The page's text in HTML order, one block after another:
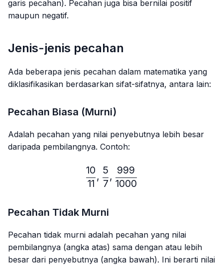
garis pecahan). Pecahan juga bisa bernilai positif
maupun negatif.
Jenis-jenis pecahan
Ada beberapa jenis pecahan dalam matematika yang
diklasifikasikan berdasarkan sifat-sifatnya, antara lain:
Pecahan Biasa (Murni)
Adalah pecahan yang nilai penyebutnya lebih besar
daripada pembilangnya. Contoh:
11
10
,
7
5
,
1000
999
Pecahan Tidak Murni
Pecahan tidak murni adalah pecahan yang nilai
pembilangnya (angka atas) sama dengan atau lebih
besar dari penyebutnya (angka bawah). Ini berarti nilai